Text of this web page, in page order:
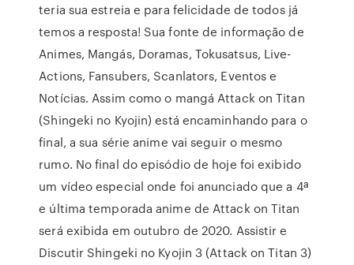
teria sua estreia e para felicidade de todos já
temos a resposta! Sua fonte de informação de
Animes, Mangás, Doramas, Tokusatsus, Live-
Actions, Fansubers, Scanlators, Eventos e
Notícias. Assim como o mangá Attack on Titan
(Shingeki no Kyojin) está encaminhando para o
final, a sua série anime vai seguir o mesmo
rumo. No final do episódio de hoje foi exibido
um vídeo especial onde foi anunciado que a 4ª
e última temporada anime de Attack on Titan
será exibida em outubro de 2020. Assistir e
Discutir Shingeki no Kyojin 3 (Attack on Titan 3)